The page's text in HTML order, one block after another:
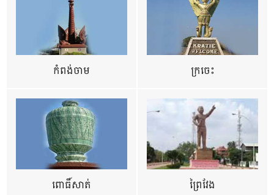
កំពង់ចាម ក្រចេះ
ពោធិ៍សាត់ ព្រៃវែង